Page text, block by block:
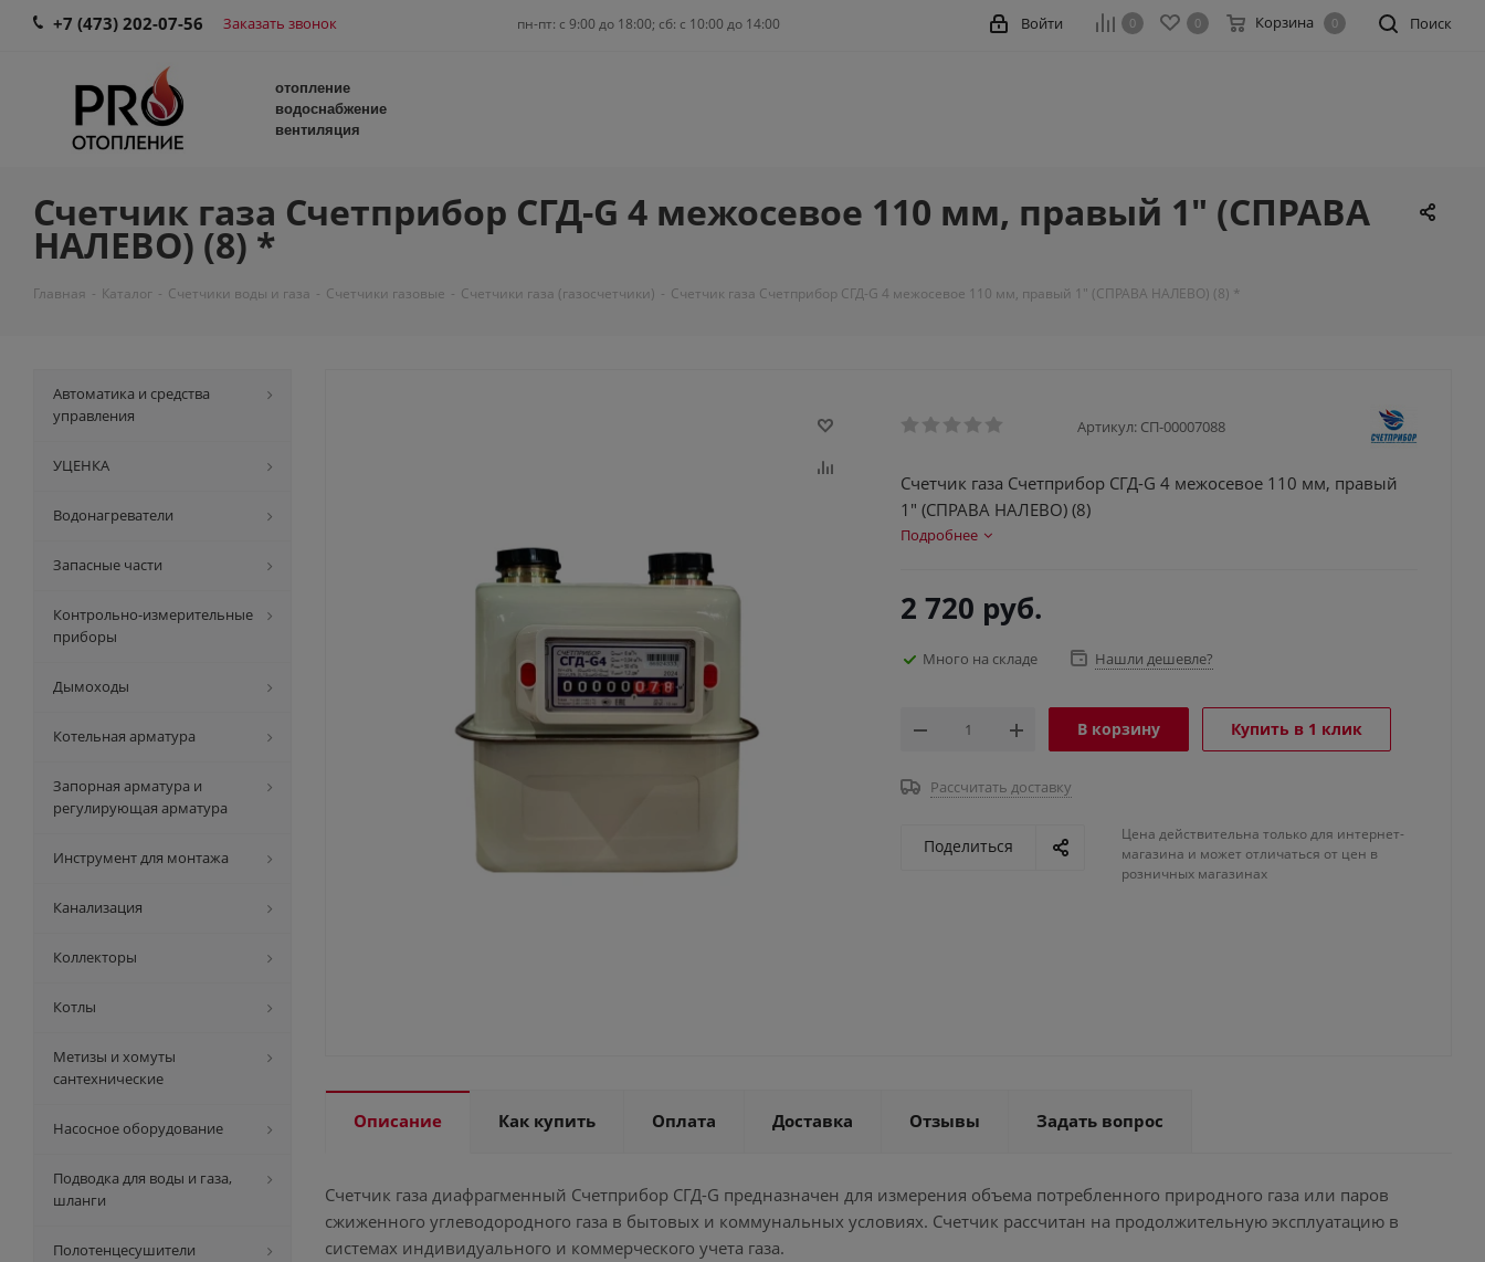
+7 (473) 202-07-56 Заказать звонок пн-пт: c 9:00 до 18:00; сб: с 10:00 до 14:00 Поиск
0 0 Корзина 0
Войти
отопление
водоснабжение
вентиляция
Счетчик газа Счетприбор СГД-G 4 межосевое 110 мм, правый 1" (СПРАВА
НАЛЕВО) (8) *
Главная - Каталог - Счетчики воды и газа - Счетчики газовые - Счетчики газа (газосчетчики) - Счетчик газа Счетприбор СГД-G 4 межосевое 110 мм, правый 1" (СПРАВА НАЛЕВО) (8) *
Артикул: СП-00007088
Счетчик газа Счетприбор СГД-G 4 межосевое 110 мм, правый
1" (СПРАВА НАЛЕВО) (8)
Подробнее
2 720 руб.
Много на складе Нашли дешевле?
В корзину Купить в 1 клик
Рассчитать доставку
Поделиться
Цена действительна только для интернет-
магазина и может отличаться от цен в
розничных магазинах
Описание Как купить Оплата Доставка Отзывы Задать вопрос
Счетчик газа диафрагменный Счетприбор СГД-G предназначен для измерения объема потребленного природного газа или паров
сжиженного углеводородного газа в бытовых и коммунальных условиях. Счетчик рассчитан на продолжительную эксплуатацию в
системах индивидуального и коммерческого учета газа.
Автоматика и средства
управления
УЦЕНКА
Водонагреватели
Запасные части
Контрольно-измерительные
приборы
Дымоходы
Котельная арматура
Запорная арматура и
регулирующая арматура
Инструмент для монтажа
Канализация
Коллекторы
Котлы
Метизы и хомуты
сантехнические
Насосное оборудование
Подводка для воды и газа,
шланги
Полотенцесушители